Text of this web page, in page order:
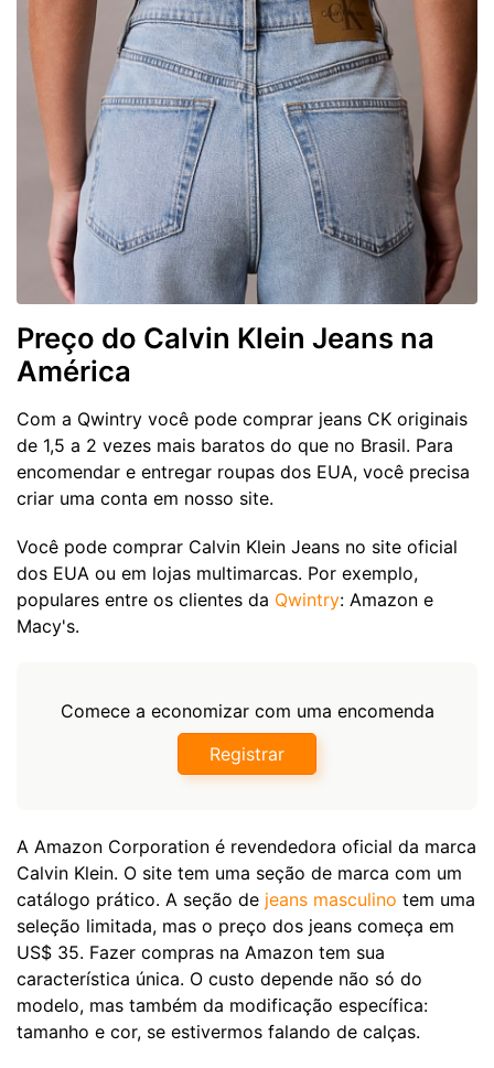
Preço do Calvin Klein Jeans na
América
Com a Qwintry você pode comprar jeans CK originais
de 1,5 a 2 vezes mais baratos do que no Brasil. Para
encomendar e entregar roupas dos EUA, você precisa
criar uma conta em nosso site.
Você pode comprar Calvin Klein Jeans no site oficial
dos EUA ou em lojas multimarcas. Por exemplo,
populares entre os clientes da Qwintry: Amazon e
Macy's.
Comece a economizar com uma encomenda
Registrar
A Amazon Corporation é revendedora oficial da marca
Calvin Klein. O site tem uma seção de marca com um
catálogo prático. A seção de jeans masculino tem uma
seleção limitada, mas o preço dos jeans começa em
US$ 35. Fazer compras na Amazon tem sua
característica única. O custo depende não só do
modelo, mas também da modificação específica:
tamanho e cor, se estivermos falando de calças.